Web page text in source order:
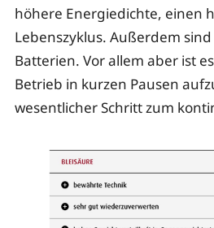
höhere Energiedichte, einen
Lebenszyklus. Außerdem
Batterien. Vor allem aber ist
Betrieb in kurzen Pausen
wesentlicher Schritt zum